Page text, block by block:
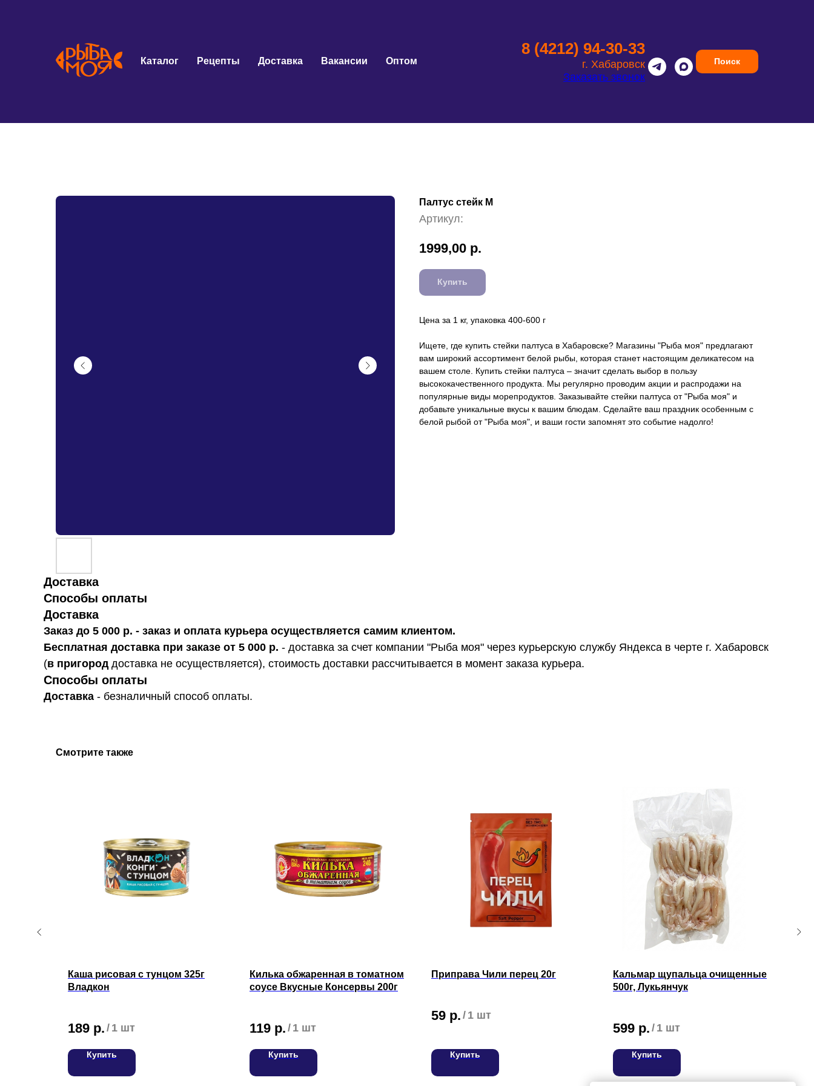
Каталог Рецепты Доставка Вакансии Оптом
8 (4212) 94-30-33
г. Хабаровск
Заказать звонок
Поиск
Палтус стейк М
Артикул:
1999,00 р.
Купить
Цена за 1 кг, упаковка 400-600 г
Ищете, где купить стейки палтуса в Хабаровске? Магазины "Рыба моя" предлагают
вам широкий ассортимент белой рыбы, которая станет настоящим деликатесом на
вашем столе. Купить стейки палтуса – значит сделать выбор в пользу
высококачественного продукта. Мы регулярно проводим акции и распродажи на
популярные виды морепродуктов. Заказывайте стейки палтуса от "Рыба моя" и
добавьте уникальные вкусы к вашим блюдам. Сделайте ваш праздник особенным с
белой рыбой от "Рыба моя", и ваши гости запомнят это событие надолго!
Доставка
Способы оплаты
Доставка
Заказ до 5 000 р. - заказ и оплата курьера осуществляется самим клиентом.
Бесплатная доставка при заказе от 5 000 р. - доставка за счет компании "Рыба моя" через курьерскую службу Яндекса в черте г. Хабаровск
(в пригороддоставка не осуществляется), стоимость доставки рассчитывается в момент заказа курьера.
Способы оплаты
Доставка - безналичный способ оплаты.
Смотрите также
Каша рисовая с тунцом 325г
Владкон
189 р. / 1 шт
Купить
Килька обжаренная в томатном
соусе Вкусные Консервы 200г
119 р. / 1 шт
Купить
Приправа Чили перец 20г
59 р. / 1 шт
Купить
Кальмар щупальца очищенные
500г, Лукьянчук
599 р. / 1 шт
Купить
Для оптовых клиентов
СВЯЖИТЕСЬ С НАМИ